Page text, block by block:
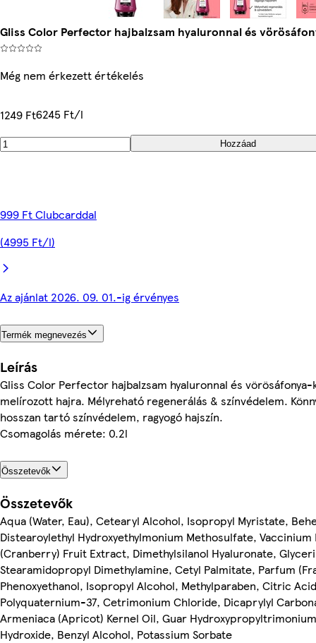
Gliss Color Perfector hajbalzsam hyaluronnal és
Még nem érkezett értékelés
1249 Ft6245 Ft/l
Hozzáad
999 Ft Clubcarddal
(4995 Ft/l)
Az ajánlat 2026. 09. 01.-ig érvényes
Termék megnevezés
Leírás
Gliss Color Perfector hajbalzsam hyaluronnal és
melírozott hajra. Mélyreható regenerálás & színvédelem.
hosszan tartó színvédelem, ragyogó hajszín.
Csomagolás mérete: 0.2l
Összetevők
Összetevők
Aqua (Water, Eau), Cetearyl Alcohol, Isopropyl Myristate,
Distearoylethyl Hydroxyethylmonium Methosulfate,
(Cranberry) Fruit Extract, Dimethylsilanol Hyaluronate,
Stearamidopropyl Dimethylamine, Cetyl Palmitate, Parfum
Phenoxyethanol, Isopropyl Alcohol, Methylparaben, Citric
Polyquaternium-37, Cetrimonium Chloride, Dicaprylyl
Armeniaca (Apricot) Kernel Oil, Guar
Hydroxide, Benzyl Alcohol, Potassium Sorbate